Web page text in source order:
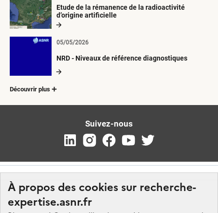
À propos des cookies sur recherche-
expertise.asnr.fr
Etude de la rémanence de la radioactivité
d’origine artificielle
NRD - Niveaux de référence diagnostiques
05/05/2026
Découvrir plus
Suivez-nous